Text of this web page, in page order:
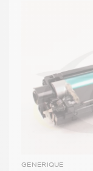
GENERIQUE